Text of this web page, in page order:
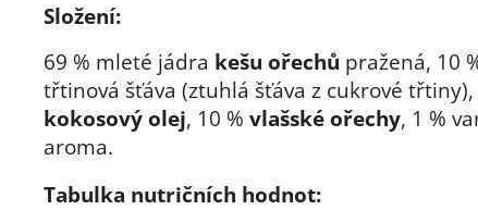
Složení:
69 % mleté jádra kešu ořechů pražená, 10
třtinová šťáva (ztuhlá šťáva z cukrové třtiny),
kokosový olej, 10 % vlašské ořechy, 1 %
aroma.
Tabulka nutričních hodnot: